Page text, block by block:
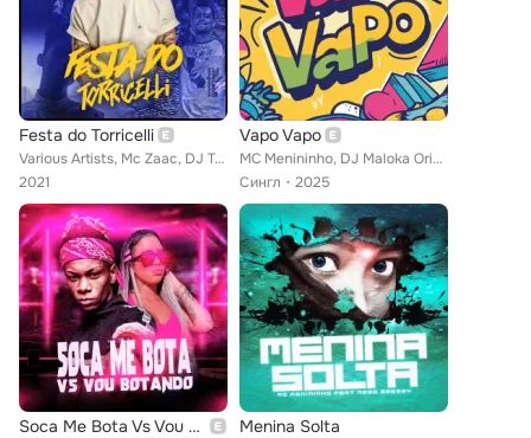
Festa do Torricelli
Various Artists, Mc Zaac, DJ Torricelli, MC 2k, MC Menininho, DJ DL3, MC WM
2021
Vapo Vapo
MC Menininho, DJ Maloka Original
Сингл
2025
Soca Me Bota Vs Vou Botando Menina Solta